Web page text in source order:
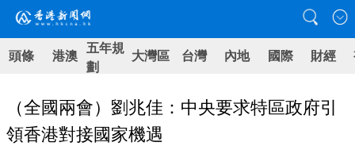
頭條 港澳 五年規
劃
大灣區 台灣 內地 國際 財經
（全國兩會）劉兆佳：中央要求特區政府引
領香港對接國家機遇